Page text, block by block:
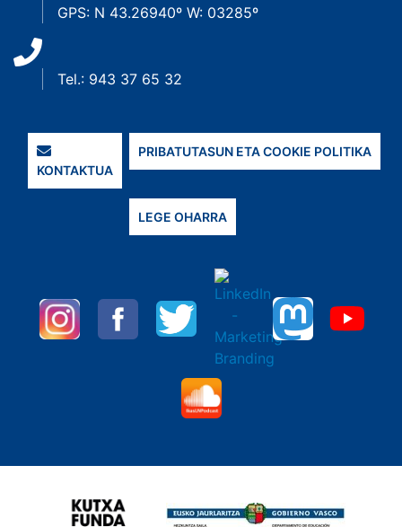
GPS: N 43.26940º W: 03285º
Tel.: 943 37 65 32
KONTAKTUA
PRIBATUTASUN ETA COOKIE POLITIKA
LEGE OHARRA